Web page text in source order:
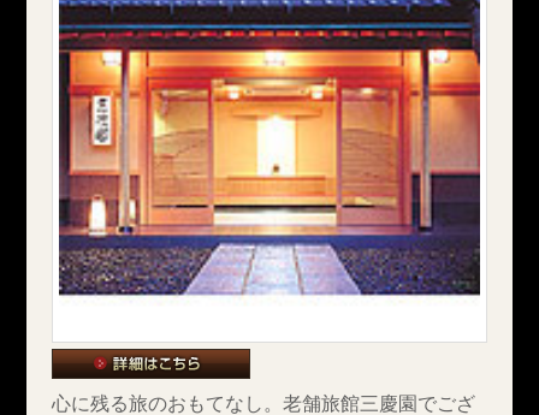
心に残る旅のおもてなし。老舗旅館三慶園でござ